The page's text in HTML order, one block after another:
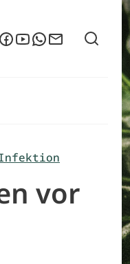
Suche
Instagram
Facebook
YouTubeWhatsApp
Newsletter
Infektion
vor